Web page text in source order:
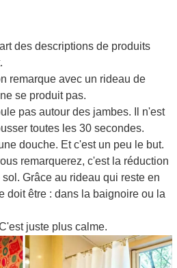
des descriptions de produits
remarque avec un rideau de
se produit pas.
pas autour des jambes. Il n'est
toutes les 30 secondes.
douche. Et c'est un peu le but.
remarquerez, c'est la réduction
Grâce au rideau qui reste en
doit être : dans la baignoire ou la
juste plus calme.